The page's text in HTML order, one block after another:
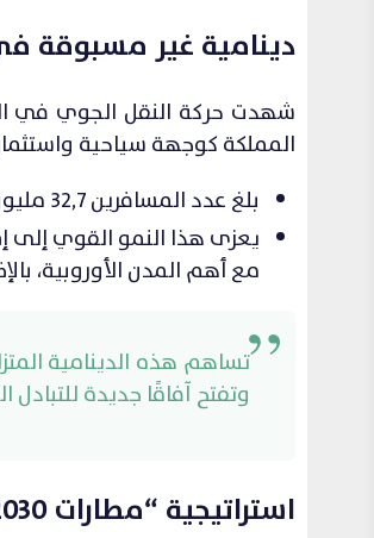
دينامية غير مسبوقة
المملكة كوجهة سياحية
بلغ عدد المسافرين 32,7 مليون مسافر، بارتفاع 21% مقارنة بسنة 2023.
يعزى هذا النمو القوي إلى
مع أهم المدن الأوروبية،
تساهم هذه الدينامية
وتفتح آفاقًا جديدة
استراتيجية “مطارات 2030”: رؤية طموحة لمستقبل الطيران